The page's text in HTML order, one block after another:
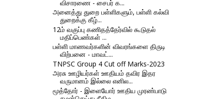
விசாரணை - சைபர் க...
அனைத்து துறை பள்ளிகளும், பள்ளி கல்வி
துறைக்கு கீழ்...
12ம் வகுப்பு கணிதத்தேர்வில் கூடுதல்
மதிப்பெண்கள் ...
பள்ளி மாணவர்களின் விவரங்களை திருடி
விற்பனை - மாவட்...
TNPSC Group 4 Cut off Marks-2023
அரசு ஊழியர்கள் ஊதியம் தவிர இதர
வருமானம் இல்லை எனில...
மூத்தோர் - இளையோர் ஊதிய முரண்பாடு